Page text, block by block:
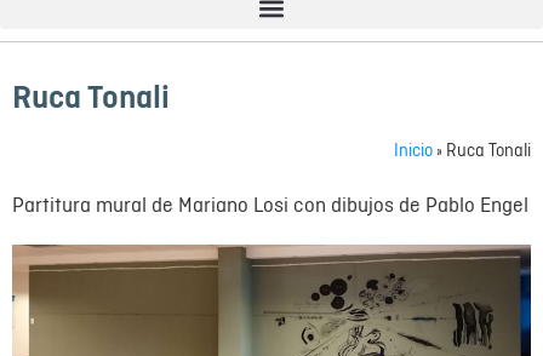
Ruca Tonali
Inicio » Ruca Tonali
Partitura mural de Mariano Losi con dibujos de Pablo Engel